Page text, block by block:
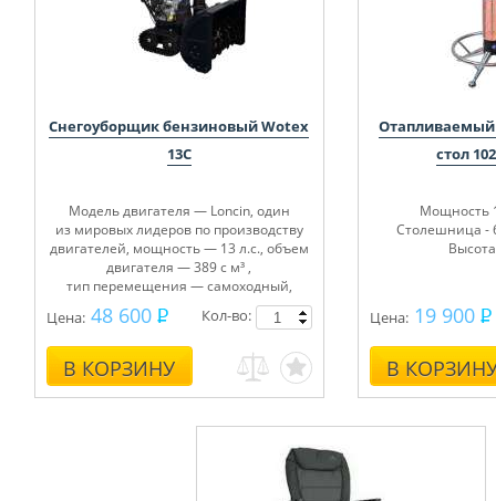
Снегоуборщик бензиновый Wotex
13C
Модель двигателя — Loncin, один
из мировых лидеров по производству
двигателей, мощность — 13 л.с., объем
двигателя — 389 с м³ ,
тип перемещения — самоходный,
объем топливного бака — 6,5 л, ширина
захвата — 83 см, высота захвата — 54
см, регулировка высоты желоба — 2
положения джойстиком с панели
оператора, направление
горизонтального выброса снега — 190°,
запуск, фара, скребок для чистки узлов
Цена: 48 600
В КОРЗИНУ
Кол-во:
стол
Мощность
Столешница -
Цена: 19 900
В